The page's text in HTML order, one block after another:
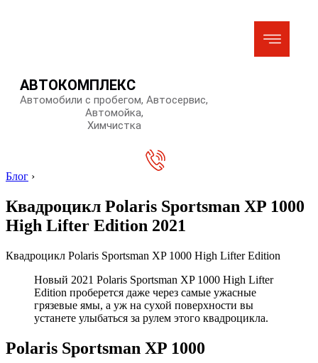
АВТОКОМПЛЕКС
Автомобили с пробегом, Автосервис,
Автомойка,
Химчистка
Блог ›
Квадроцикл Polaris Sportsman XP 1000
High Lifter Edition 2021
Квадроцикл Polaris Sportsman XP 1000 High Lifter Edition
Новый 2021 Polaris Sportsman XP 1000 High Lifter
Edition проберется даже через самые ужасные
грязевые ямы, а уж на сухой поверхности вы
устанете улыбаться за рулем этого квадроцикла.
Polaris Sportsman XP 1000